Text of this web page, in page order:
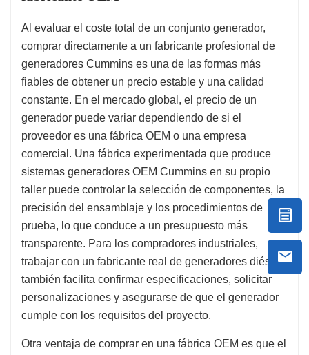
Al evaluar el coste total de un conjunto generador,
comprar directamente a un fabricante profesional de
generadores Cummins es una de las formas más
fiables de obtener un precio estable y una calidad
constante. En el mercado global, el precio de un
generador puede variar dependiendo de si el
proveedor es una fábrica OEM o una empresa
comercial. Una fábrica experimentada que produce
sistemas generadores OEM Cummins en su propio
taller puede controlar la selección de componentes, la
precisión del ensamblaje y los procedimientos de
prueba, lo que conduce a un presupuesto más
transparente. Para los compradores industriales,
trabajar con un fabricante real de generadores diésel
también facilita confirmar especificaciones, solicitar
personalizaciones y asegurarse de que el generador
cumple con los requisitos del proyecto.
Otra ventaja de comprar en una fábrica OEM es que el